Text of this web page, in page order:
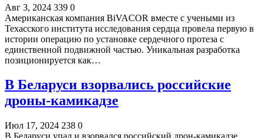
Авг 3, 2024 339 0
Американская компания BiVACOR вместе с учеными из
Техасского института исследования сердца провела первую в
истории операцию по установке сердечного протеза с
единственной подвижной частью. Уникальная разработка
позиционируется как…
В Беларуси взорвались российские
дроны-камикадзе
Июл 17, 2024 238 0